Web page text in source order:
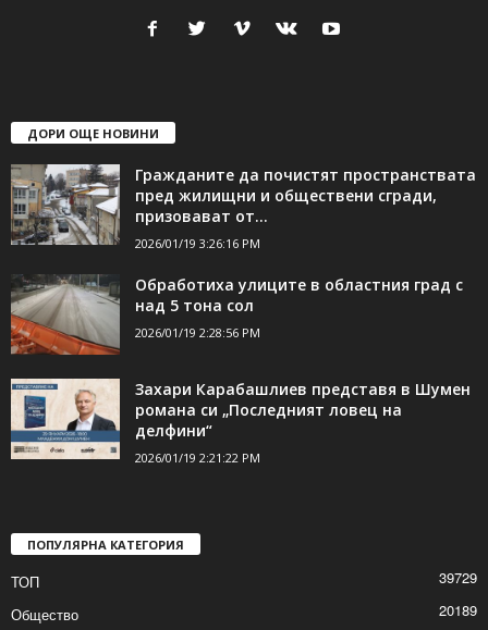
ДОРИ ОЩЕ НОВИНИ
Гражданите да почистят пространствата
пред жилищни и обществени сгради,
призовават от...
2026/01/19 3:26:16 PM
Обработиха улиците в областния град с
над 5 тона сол
2026/01/19 2:28:56 PM
Захари Карабашлиев представя в Шумен
романа си „Последният ловец на
делфини“
2026/01/19 2:21:22 PM
ПОПУЛЯРНА КАТЕГОРИЯ
ТОП
39729
Общество
20189